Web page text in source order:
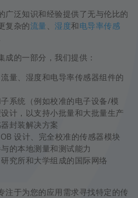
广泛知识和经验提供了无与伦比的
复杂的流量、 湿度和电导率传感
的一部分，我们提供：
量、湿度和电导率传感器组件的
系统（例如校准的电子设备/模
计，以支持小批量和大批量生产
封装解决方案
设计、完全校准的传感器模块
的本地测量和测试能力
究所和大学组成的国际网络
注于为您的应用需求寻找特定的传